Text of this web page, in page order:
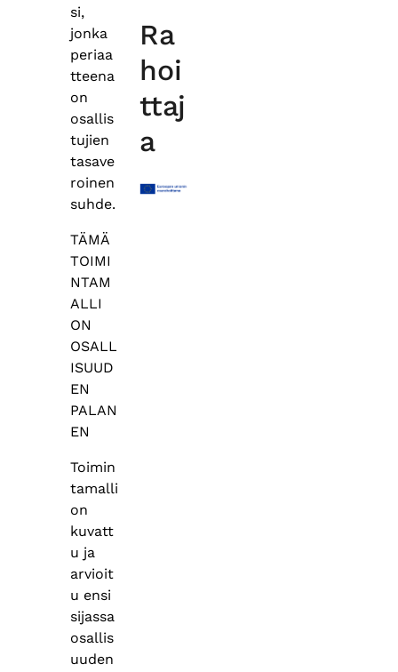
si,
jonka
periaa
tteena
on
osallis
tujien
tasave
roinen
suhde.
TÄMÄ
TOIMI
NTAM
ALLI
ON
OSALL
ISUUD
EN
PALAN
EN
Toimin
tamalli
on
kuvatt
u ja
arvioit
u ensi
sijassa
osallis
uuden
Ra
hoi
ttaj
a